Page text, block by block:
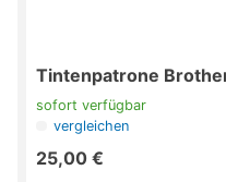
Tintenpatrone
sofort verfügbar
vergleichen
25,00 €